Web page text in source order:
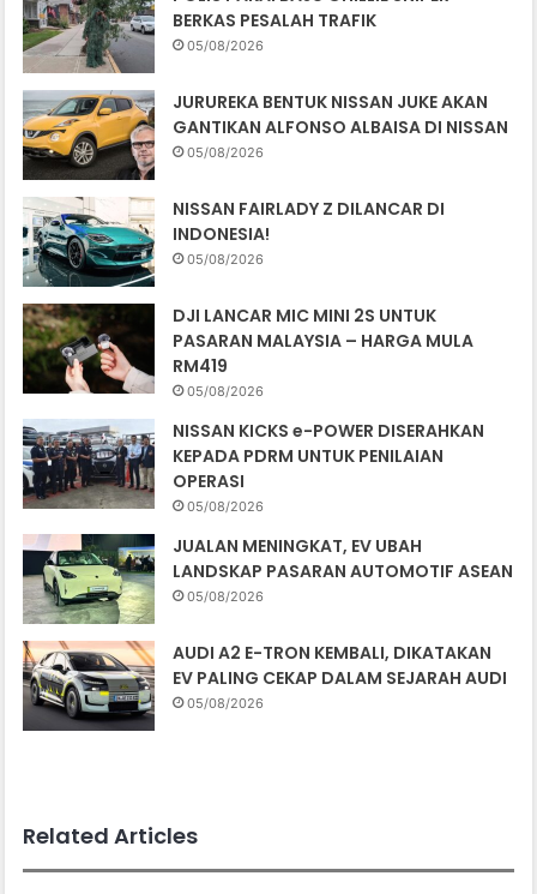
BERKAS PESALAH TRAFIK
05/08/2026
JURUREKA BENTUK NISSAN JUKE AKAN
GANTIKAN ALFONSO ALBAISA DI NISSAN
05/08/2026
NISSAN FAIRLADY Z DILANCAR DI
INDONESIA!
05/08/2026
DJI LANCAR MIC MINI 2S UNTUK
PASARAN MALAYSIA – HARGA MULA
RM419
05/08/2026
NISSAN KICKS e-POWER DISERAHKAN
KEPADA PDRM UNTUK PENILAIAN
OPERASI
05/08/2026
JUALAN MENINGKAT, EV UBAH
LANDSKAP PASARAN AUTOMOTIF ASEAN
05/08/2026
AUDI A2 E-TRON KEMBALI, DIKATAKAN
EV PALING CEKAP DALAM SEJARAH AUDI
05/08/2026
Related Articles